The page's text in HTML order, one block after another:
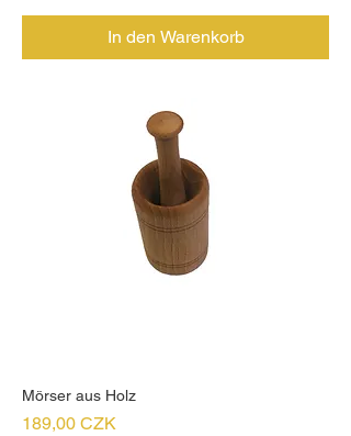
In den Warenkorb
Mörser aus Holz
Preis
189,00 CZK